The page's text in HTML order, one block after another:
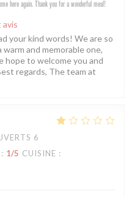
here again. Thank you for a wonderful meal!
avis
your kind words! We are so
and memorable one,
hope to welcome you and
regards, The team at
6
: 1/5 CUISINE :